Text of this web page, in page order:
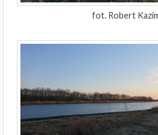
fot. Robert